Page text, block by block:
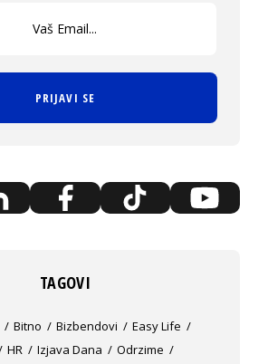
PRIJAVI SE
TAGOVI
Bitno Bizbendovi
Easy Life
HR Izjava Dana
Odrzime